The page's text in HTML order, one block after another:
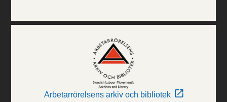
Arbetarrörelsens arkiv och bibliotek